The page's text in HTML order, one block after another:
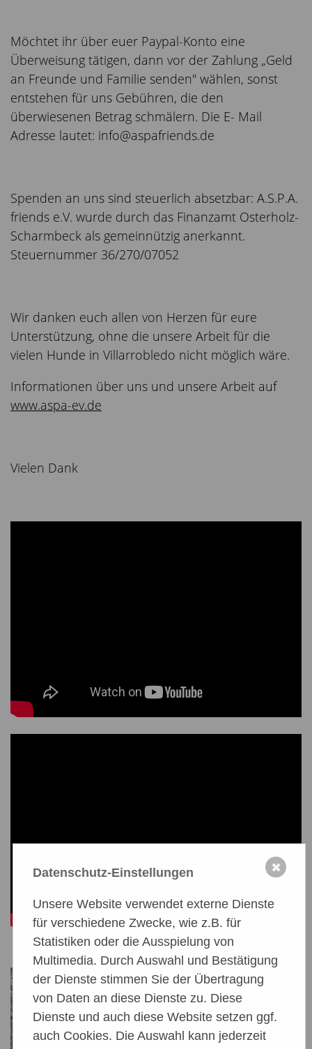
Möchtet ihr über euer Paypal-Konto eine
Überweisung tätigen, dann vor der Zahlung „Geld
an Freunde und Familie senden" wählen, sonst
entstehen für uns Gebühren, die den
überwiesenen Betrag schmälern. Die E- Mail
Adresse lautet: info@aspafriends.de
Spenden an uns sind steuerlich absetzbar: A.S.P.A.
friends e.V. wurde durch das Finanzamt Osterholz-
Scharmbeck als gemeinnützig anerkannt.
Steuernummer 36/270/07052
Wir danken euch allen von Herzen für eure
Unterstützung, ohne die unsere Arbeit für die
vielen Hunde in Villarrobledo nicht möglich wäre.
Informationen über uns und unsere Arbeit auf
www.aspa-ev.de
Vielen Dank
Datenschutz-Einstellungen
Unsere Website verwendet externe Dienste
für verschiedene Zwecke, wie z.B. für
Statistiken oder die Ausspielung von
Multimedia. Durch Auswahl und Bestätigung
der Dienste stimmen Sie der Übertragung
von Daten an diese Dienste zu. Diese
Dienste und auch diese Website setzen ggf.
auch Cookies. Die Auswahl kann jederzeit
✖